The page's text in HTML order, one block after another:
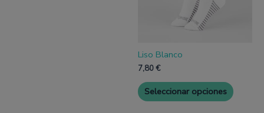
producto
Liso Blanco
7,80€
Seleccionar opciones